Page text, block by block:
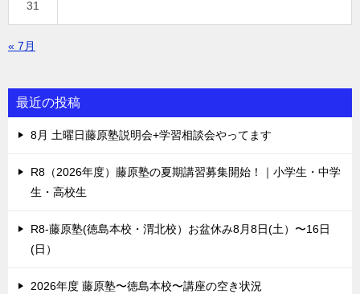
31
« 7月
最近の投稿
8月 土曜日藤原塾説明会+学習相談会やってます
R8（2026年度）藤原塾の夏期講習募集開始！｜小学生・中学
生・高校生
R8-藤原塾(徳島本校・渭北校）お盆休み8月8日(土）〜16日
(日）
2026年度 藤原塾〜徳島本校〜講座の空き状況